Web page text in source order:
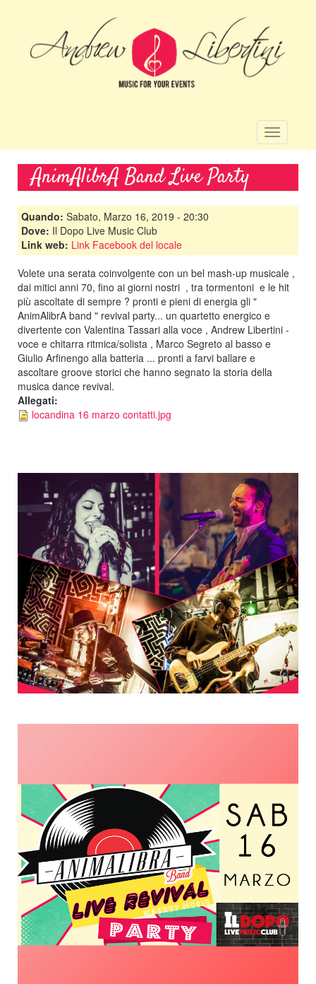
principale
Toggle
AnimAlibrA Band Live Party
Quando: Sabato, Marzo 16, 2019 - 20:30
Dove: Il Dopo Live Music Club
Link web: Link Facebook del locale
Volete una serata coinvolgente con un bel mash-up musicale ,
dai mitici anni 70, fino ai giorni nostri , tra tormentoni e le hit
più ascoltate di sempre ? pronti e pieni di energia gli "
AnimAlibrA band " revival party... un quartetto energico e
divertente con Valentina Tassari alla voce , Andrew Libertini -
voce e chitarra ritmica/solista , Marco Segreto al basso e
Giulio Arfinengo alla batteria ... pronti a farvi ballare e
ascoltare groove storici che hanno segnato la storia della
musica dance revival.
Allegati:
locandina 16 marzo contatti.jpg